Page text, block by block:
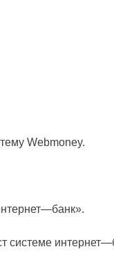
Webmoney.
—банк».
системе интернет—